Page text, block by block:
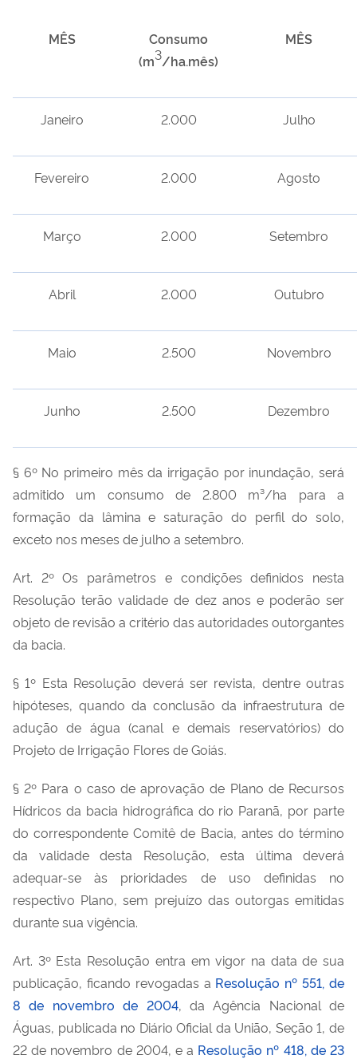
MÊS
Consumo
(m3/ha.mês)
MÊS
Janeiro 2.000 Julho
Fevereiro 2.000 Agosto
Março 2.000 Setembro
Abril 2.000 Outubro
Maio 2.500 Novembro
Junho 2.500 Dezembro
§ 6º No primeiro mês da irrigação por inundação, será
admitido um consumo de 2.800 m³/ha para a
formação da lâmina e saturação do perfil do solo,
exceto nos meses de julho a setembro.
Art. 2º Os parâmetros e condições definidos nesta
Resolução terão validade de dez anos e poderão ser
objeto de revisão a critério das autoridades outorgantes
da bacia.
§ 1º Esta Resolução deverá ser revista, dentre outras
hipóteses, quando da conclusão da infraestrutura de
adução de água (canal e demais reservatórios) do
Projeto de Irrigação Flores de Goiás.
§ 2º Para o caso de aprovação de Plano de Recursos
Hídricos da bacia hidrográfica do rio Paranã, por parte
do correspondente Comitê de Bacia, antes do término
da validade desta Resolução, esta última deverá
adequar-se às prioridades de uso definidas no
respectivo Plano, sem prejuízo das outorgas emitidas
durante sua vigência.
Art. 3º Esta Resolução entra em vigor na data de sua
publicação, ficando revogadas a Resolução nº 551, de
8 de novembro de 2004, da Agência Nacional de
Águas, publicada no Diário Oficial da União, Seção 1, de
22 de novembro de 2004, e a Resolução nº 418, de 23